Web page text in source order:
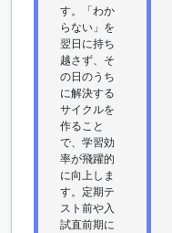
す。「わか
らない」を
翌日に持ち
越さず、そ
の日のうち
に解決する
サイクルを
作ること
で、学習効
率が飛躍的
に向上しま
す。定期テ
スト前や入
試直前期に